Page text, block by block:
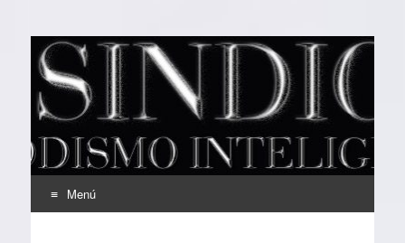
EL SINDICAL
Periodismo Inteligente
Menú